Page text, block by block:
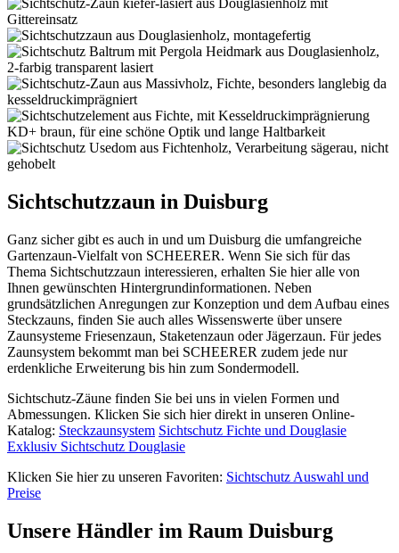
Sichtschutzzaun in Duisburg
Ganz sicher gibt es auch in und um Duisburg die umfangreiche
Gartenzaun-Vielfalt von SCHEERER. Wenn Sie sich für das
Thema Sichtschutzzaun interessieren, erhalten Sie hier alle von
Ihnen gewünschten Hintergrundinformationen. Neben
grundsätzlichen Anregungen zur Konzeption und dem Aufbau eines
Steckzauns, finden Sie auch alles Wissenswerte über unsere
Zaunsysteme Friesenzaun, Staketenzaun oder Jägerzaun. Für jedes
Zaunsystem bekommt man bei SCHEERER zudem jede nur
erdenkliche Erweiterung bis hin zum Sondermodell.
Sichtschutz-Zäune finden Sie bei uns in vielen Formen und
Abmessungen. Klicken Sie sich hier direkt in unseren Online-
Katalog: Steckzaunsystem Sichtschutz Fichte und Douglasie
Exklusiv Sichtschutz Douglasie
Klicken Sie hier zu unseren Favoriten: Sichtschutz Auswahl und
Preise
Unsere Händler im Raum Duisburg